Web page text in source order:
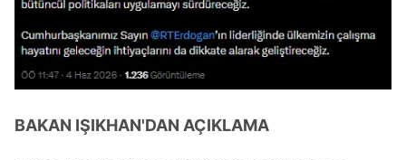
BAKAN IŞIKHAN'DAN AÇIKLAMA